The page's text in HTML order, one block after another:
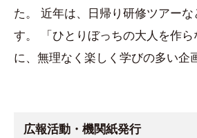
た。 近年は、日帰り研修ツアーな
す。 「ひとりぼっちの大人を作
に、無理なく楽しく学びの多い企
広報活動・機関紙発行